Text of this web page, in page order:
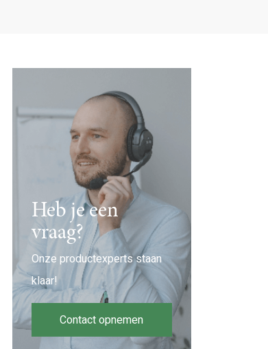
Heb je een
vraag?
Onze productexperts staan
klaar!
Contact opnemen